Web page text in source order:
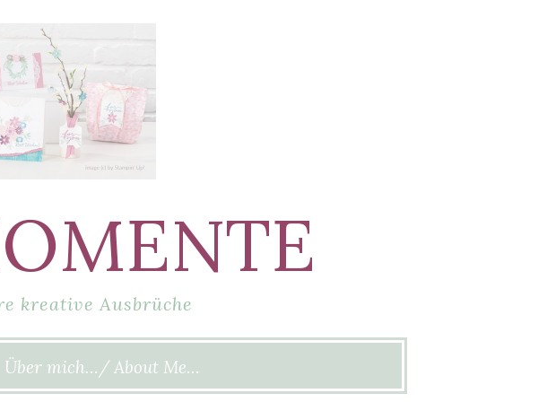
kreative Ausbrüche
Über mich…/ About Me…